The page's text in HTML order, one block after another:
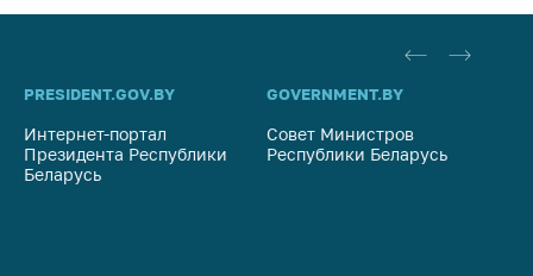
государственный
Важное на сайте
Сообщить о росте
цен
Ценообразование
PRESIDENT.GOV.BY
Интернет-портал
Президента Республики
Беларусь
GOVERNMENT.BY
Совет Министров
Республики Беларусь